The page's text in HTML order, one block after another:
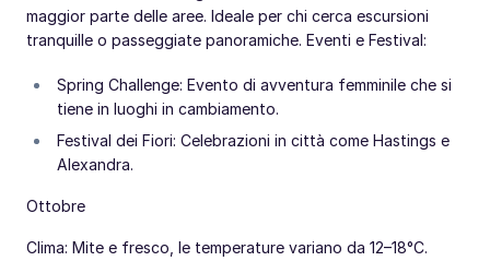
maggior parte delle aree. Ideale per chi cerca escursioni
tranquille o passeggiate panoramiche. Eventi e Festival:
Spring Challenge: Evento di avventura femminile che si
tiene in luoghi in cambiamento.
Festival dei Fiori: Celebrazioni in città come Hastings e
Alexandra.
Ottobre
Clima: Mite e fresco, le temperature variano da 12–18°C.